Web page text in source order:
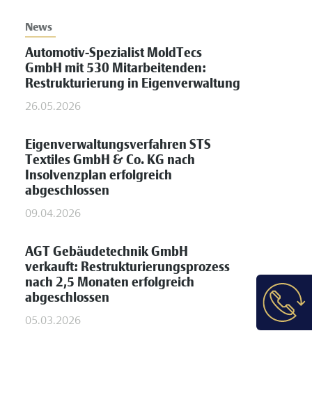
News
Automotiv-Spezialist MoldTecs
GmbH mit 530 Mitarbeitenden:
Restrukturierung in Eigenverwaltung
26.05.2026
Eigenverwaltungsverfahren STS
Textiles GmbH & Co. KG nach
Insolvenzplan erfolgreich
abgeschlossen
09.04.2026
AGT Gebäudetechnik GmbH
verkauft: Restrukturierungsprozess
nach 2,5 Monaten erfolgreich
abgeschlossen
05.03.2026